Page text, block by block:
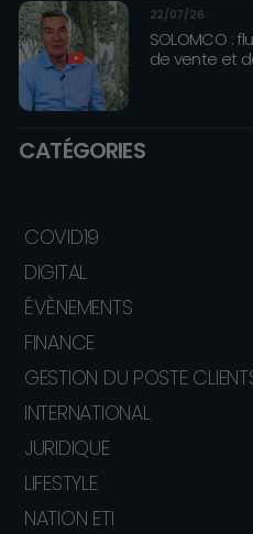
22/07/26
SOLOMCO :
de vente et
CATÉGORIES
COVID19
DIGITAL
ÉVÈNEMENTS
FINANCE
GESTION DU POSTE
INTERNATIONAL
JURIDIQUE
LIFESTYLE
NATION ETI